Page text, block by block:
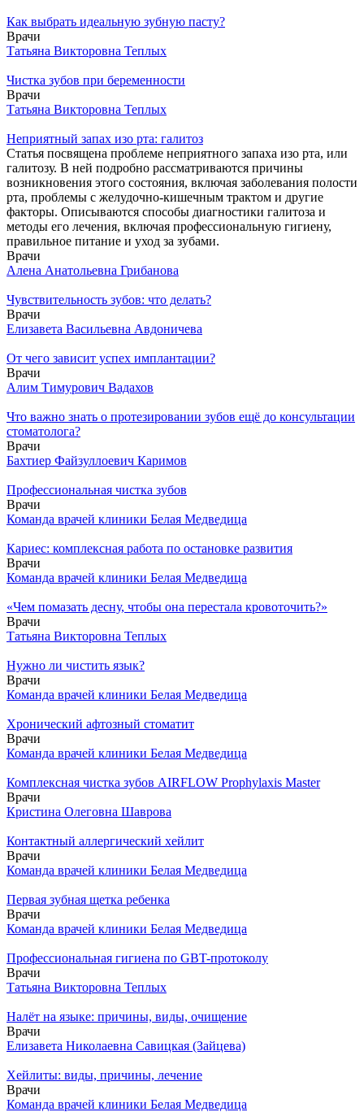
Как выбрать идеальную зубную пасту?
Врачи
Татьяна Викторовна Теплых
Чистка зубов при беременности
Врачи
Татьяна Викторовна Теплых
Неприятный запах изо рта: галитоз
Статья посвящена проблеме неприятного запаха изо рта, или
галитозу. В ней подробно рассматриваются причины
возникновения этого состояния, включая заболевания полости
рта, проблемы с желудочно-кишечным трактом и другие
факторы. Описываются способы диагностики галитоза и
методы его лечения, включая профессиональную гигиену,
правильное питание и уход за зубами.
Врачи
Алена Анатольевна Грибанова
Чувствительность зубов: что делать?
Врачи
Елизавета Васильевна Авдоничева
От чего зависит успех имплантации?
Врачи
Алим Тимурович Вадахов
Что важно знать о протезировании зубов ещё до консультации
стоматолога?
Врачи
Бахтиер Файзуллоевич Каримов
Профессиональная чистка зубов
Врачи
Команда врачей клиники Белая Медведица
Кариес: комплексная работа по остановке развития
Врачи
Команда врачей клиники Белая Медведица
«Чем помазать десну, чтобы она перестала кровоточить?»
Врачи
Татьяна Викторовна Теплых
Нужно ли чистить язык?
Врачи
Команда врачей клиники Белая Медведица
Хронический афтозный стоматит
Врачи
Команда врачей клиники Белая Медведица
Комплексная чистка зубов AIRFLOW Prophylaxis Master
Врачи
Кристина Олеговна Шаврова
Контактный аллергический хейлит
Врачи
Команда врачей клиники Белая Медведица
Первая зубная щетка ребенка
Врачи
Команда врачей клиники Белая Медведица
Профессиональная гигиена по GBT-протоколу
Врачи
Татьяна Викторовна Теплых
Налёт на языке: причины, виды, очищение
Врачи
Елизавета Николаевна Савицкая (Зайцева)
Хейлиты: виды, причины, лечение
Врачи
Команда врачей клиники Белая Медведица